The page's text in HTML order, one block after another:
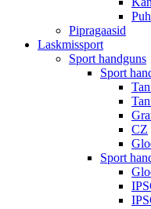
Pipragaasid
Laskmissport
Sport handguns
Sport
CZ
Sport